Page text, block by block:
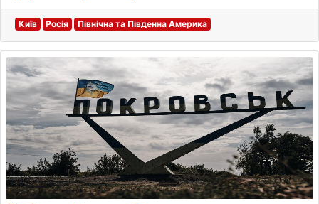
Київ Росія Північна та Південна Америка